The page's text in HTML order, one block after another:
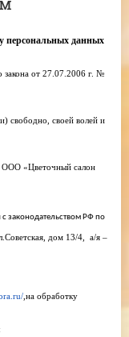
данных
закона от 27.07.2006 г. №
свободно, своей волей и
ООО «Цветочный салон
с законодательством РФ по
дом 13/4, а/я –
,на обработку